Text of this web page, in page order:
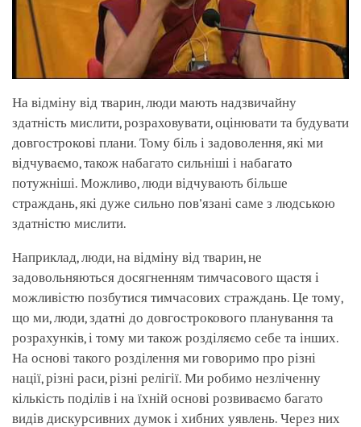
На відміну від тварин, люди мають надзвичайну
здатність мислити, розраховувати, оцінювати та будувати
довгострокові плани. Тому біль і задоволення, які ми
відчуваємо, також набагато сильніші і набагато
потужніші. Можливо, люди відчувають більше
страждань, які дуже сильно пов'язані саме з людською
здатністю мислити.
Наприклад, люди, на відміну від тварин, не
задовольняються досягненням тимчасового щастя і
можливістю позбутися тимчасових страждань. Це тому,
що ми, люди, здатні до довгострокового планування та
розрахунків, і тому ми також розділяємо себе та інших.
На основі такого розділення ми говоримо про різні
нації, різні раси, різні релігії. Ми робимо незліченну
кількість поділів і на їхній основі розвиваємо багато
видів дискурсивних думок і хибних уявлень. Через них